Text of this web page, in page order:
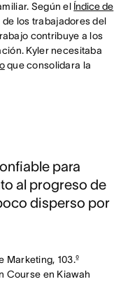
Según el Índice de
de los trabajadores del
contribuye a los
Kyler necesitaba
que consolidara la
para
al progreso de
disperso por
Marketing, 103.º
Course en Kiawah